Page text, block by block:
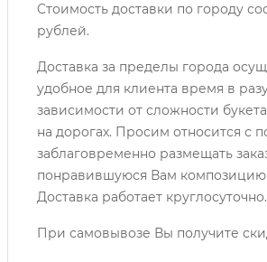
Cтоимость доставки по городу
рублей.
Доставка за пределы города
удобное для клиента время в
зависимости от сложности
на дорогах. Просим относится с
заблаговременно размещать
понравившуюся Вам композицию
Доставка работает круглосуточно.
При самовывозе Вы получите